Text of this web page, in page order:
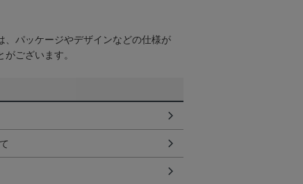
、パッケージやデザインなどの仕様が
ございます。